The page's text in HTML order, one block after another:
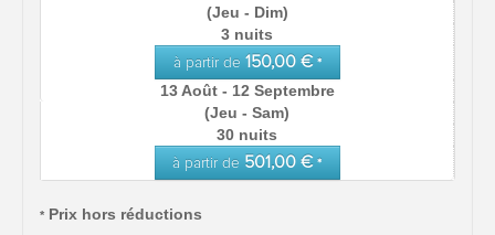
(Jeu - Dim)
3 nuits
à partir de 150,00 € *
13 Août - 12 Septembre
(Jeu - Sam)
30 nuits
à partir de 501,00 € *
* Prix hors réductions